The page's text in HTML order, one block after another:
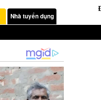
Nhà tuyển dụng